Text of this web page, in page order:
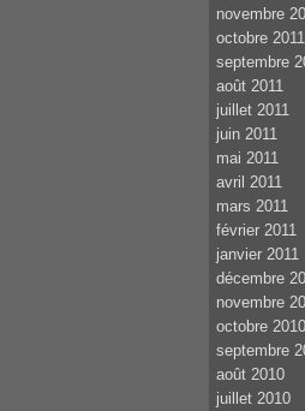
novembre
octobre 2011
septembre
août 2011
juillet 2011
juin 2011
mai 2011
avril 2011
mars 2011
février 2011
janvier 2011
décembre
novembre
octobre 2010
septembre
août 2010
juillet 2010